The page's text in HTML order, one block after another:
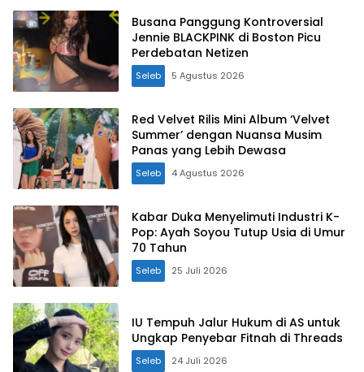
Busana Panggung Kontroversial
Jennie BLACKPINK di Boston Picu
Perdebatan Netizen
Seleb 5 Agustus 2026
Red Velvet Rilis Mini Album ‘Velvet
Summer’ dengan Nuansa Musim
Panas yang Lebih Dewasa
Seleb 4 Agustus 2026
Kabar Duka Menyelimuti Industri K-
Pop: Ayah Soyou Tutup Usia di Umur
70 Tahun
Seleb 25 Juli 2026
IU Tempuh Jalur Hukum di AS untuk
Ungkap Penyebar Fitnah di Threads
Seleb 24 Juli 2026